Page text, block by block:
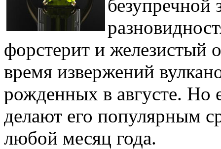
безупречной
форстерит и железистый
время извержений
рожденных в августе. Но
делают его популярным
любой месяц года.